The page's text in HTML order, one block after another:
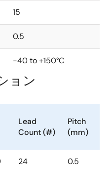
15
0.5
-40 to +150°C
ョン
Lead
Count (#)
Pitch
(mm)
24 0.5